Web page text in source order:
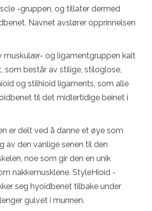
-gruppen, og tillater dermed
Navnet avslører opprinnelsen
muskulær- og ligamentgruppen kalt
som består av stilige, stiloglose,
og stilhioid ligaments, som alle
til det midlertidige beinet i
er delt ved å danne et øye som
av den vanlige senen til den
noe som gir den en unik
nakkemusklene. StyleHioid -
seg hyoidbenet tilbake under
gulvet i munnen.